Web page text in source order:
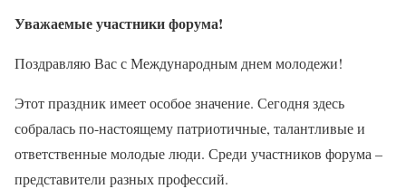
Уважаемые участники форума!
Поздравляю Вас с Международным днем молодежи!
Этот праздник имеет особое значение. Сегодня здесь
собралась по-настоящему патриотичные, талантливые и
ответственные молодые люди. Среди участников форума –
представители разных профессий.